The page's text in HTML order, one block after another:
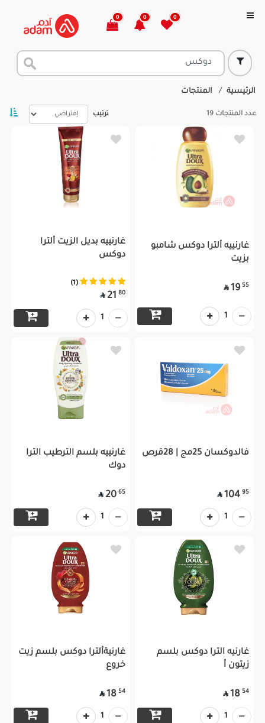
0
0
0
الرئيسية المنتجات
عدد المنتجات 19 ترتيب
غارنييه ألترا دوكس شامبو
بزيت
55
19

1
غارنييه بديل الزيت ألترا
دوكس
(1)
80
21

1
فالدوكسان 25مج | 28قرص
95
104

1
غارنييه بلسم الترطيب الترا
دوك
65
20

1
غارنيه الترا دوكس بلسم
زيتون أ
54
18

1
غارنيةألترا دوكس بلسم زيت
خروع
54
18

1